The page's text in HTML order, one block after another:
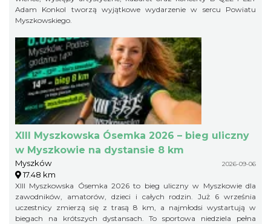
Adam Konkol tworzą wyjątkowe wydarzenie w sercu Powiatu
Myszkowskiego.
XIII Myszkowska Ósemka 2026 – bieg uliczny
w Myszkowie na dystansie 8 km
Myszków 2026-09-06
17.48 km
XIII Myszkowska Ósemka 2026 to bieg uliczny w Myszkowie dla
zawodników, amatorów, dzieci i całych rodzin. Już 6 września
uczestnicy zmierzą się z trasą 8 km, a najmłodsi wystartują w
biegach na krótszych dystansach. To sportowa niedziela pełna